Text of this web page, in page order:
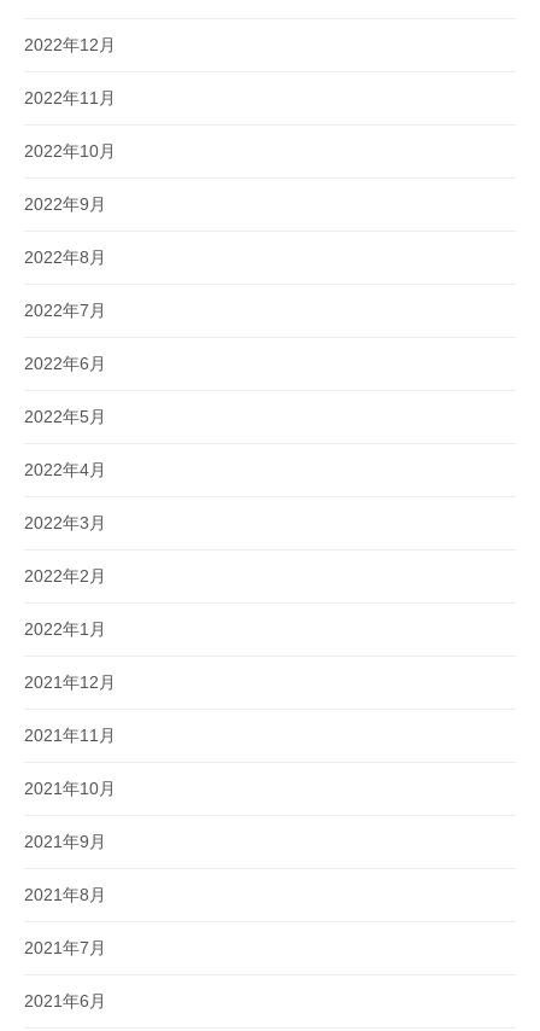
2022年12月
2022年11月
2022年10月
2022年9月
2022年8月
2022年7月
2022年6月
2022年5月
2022年4月
2022年3月
2022年2月
2022年1月
2021年12月
2021年11月
2021年10月
2021年9月
2021年8月
2021年7月
2021年6月